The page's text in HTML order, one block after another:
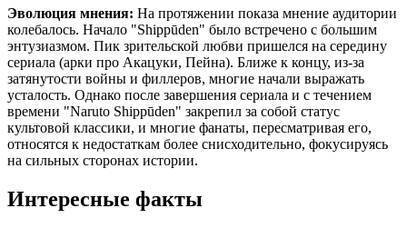
Эволюция мнения: На протяжении показа мнение аудитории
колебалось. Начало "Shippūden" было встречено с большим
энтузиазмом. Пик зрительской любви пришелся на середину
сериала (арки про Акацуки, Пейна). Ближе к концу, из-за
затянутости войны и филлеров, многие начали выражать
усталость. Однако после завершения сериала и с течением
времени "Naruto Shippūden" закрепил за собой статус
культовой классики, и многие фанаты, пересматривая его,
относятся к недостаткам более снисходительно, фокусируясь
на сильных сторонах истории.
Интересные факты